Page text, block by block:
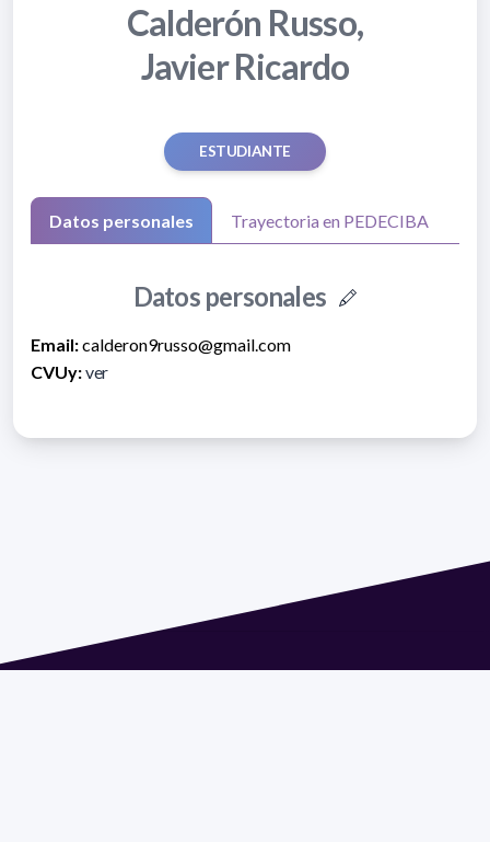
Calderón Russo,
Javier Ricardo
ESTUDIANTE
Datos personales Trayectoria en PEDECIBA
Datos personales
Email:calderon9russo@gmail.com
CVUy:ver